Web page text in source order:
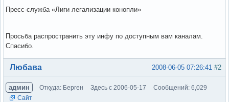
Пресс-служба «Лиги легализации конопли»
Просьба распространить эту инфу по доступным вам каналам.
Спасибо.
Вне форума #2
2008-06-05 07:26:41
Любава
админ Откуда: Берген Здесь с 2006-05-17
Сообщений: 6,029
Сайт